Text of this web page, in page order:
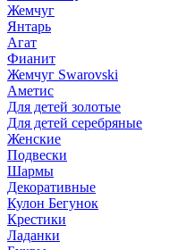
Жемчуг
Янтарь
Агат
Фианит
Жемчуг Swarovski
Аметис
Для детей золотые
Для детей серебряные
Женские
Подвески
Шармы
Декоративные
Кулон Бегунок
Крестики
Ладанки